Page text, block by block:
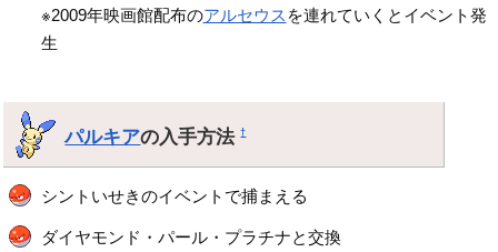
※2009年映画館配布のアルセウス を連れていくとイベント発
生
パルキアの入手方法†
シントいせきのイベントで捕まえる
ダイヤモンド・パール・プラチナと交換